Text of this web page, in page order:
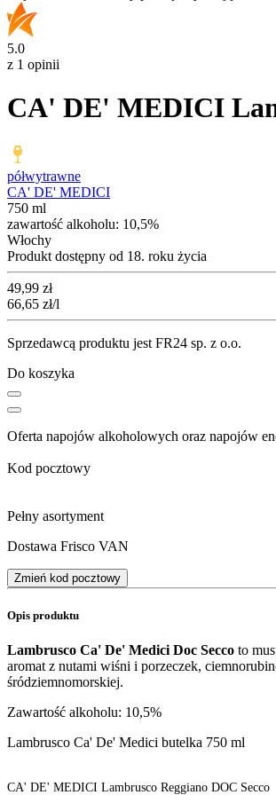
5.0
z 1 opinii
CA' DE' MEDICI
półwytrawne
CA' DE' MEDICI
750 ml
zawartość alkoholu: 10,5%
Włochy
Produkt dostępny od 18. roku życia
Cena
49,99 zł
66,65 zł/l
Sprzedawcą produktu jest FR24 sp. z o.o.
Do koszyka
Oferta napojów alkoholowych oraz napojów
Kod pocztowy
Pełny asortyment
Dostawa Frisco VAN
Zmień kod pocztowy
Opis produktu
Lambrusco Ca' De' Medici Doc Secco to
aromat z nutami wiśni i porzeczek,
śródziemnomorskiej.
Zawartość alkoholu: 10,5%
Lambrusco Ca' De' Medici butelka 750 ml
CA' DE' MEDICI Lambrusco Reggiano DOC Secco